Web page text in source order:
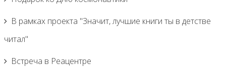
В рамках проекта "Значит, лучшие книги ты в детстве
читал"
Встреча в Реацентре